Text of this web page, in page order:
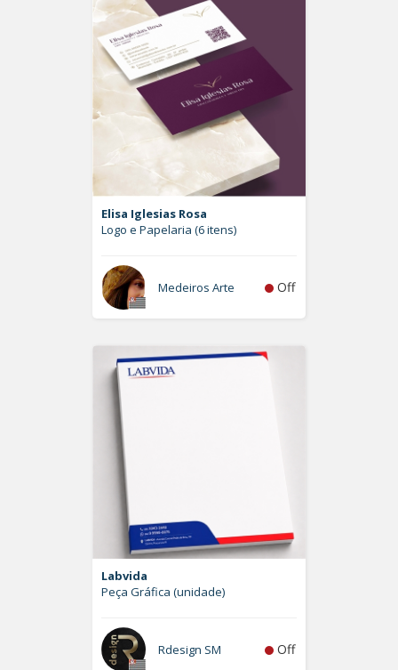
Elisa Iglesias Rosa
Logo e Papelaria (6 itens)
Medeiros Arte Off
Labvida
Peça Gráfica (unidade)
Rdesign SM Off